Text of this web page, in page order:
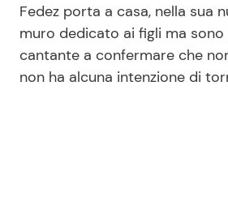
Info
Fedez porta a casa, nella sua
muro dedicato ai figli ma sono
cantante a confermare che
non ha alcuna intenzione di